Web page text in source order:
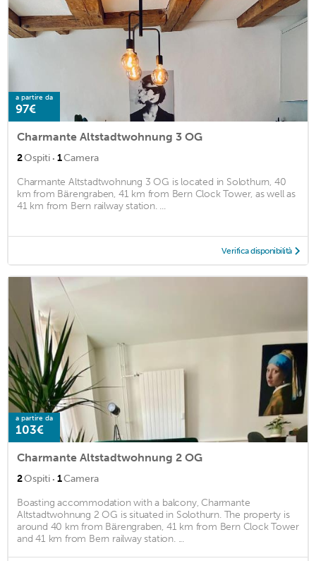
a partire da
97€
Charmante Altstadtwohnung 3 OG
2Ospiti · 1Camera
Charmante Altstadtwohnung 3 OG is located in Solothurn, 40
km from Bärengraben, 41 km from Bern Clock Tower, as well as
41 km from Bern railway station. ...
Verifica disponibilità
a partire da
103€
Charmante Altstadtwohnung 2 OG
2Ospiti · 1Camera
Boasting accommodation with a balcony, Charmante
Altstadtwohnung 2 OG is situated in Solothurn. The property is
around 40 km from Bärengraben, 41 km from Bern Clock Tower
and 41 km from Bern railway station. ...